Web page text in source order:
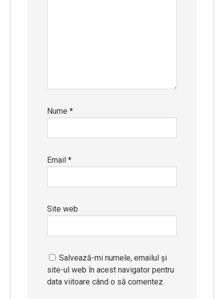
Nume*
Email*
Site web
Salvează-mi numele, emailul și
site-ul web în acest navigator pentru
data viitoare când o să comentez.